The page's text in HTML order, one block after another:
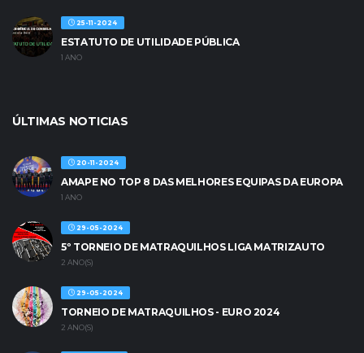
25-11-2024
ESTATUTO DE UTILIDADE PÚBLICA
1 ANO
ÚLTIMAS NOTICIAS
20-11-2024
AMAPE NO TOP 8 DAS MELHORES EQUIPAS DA EUROPA
1 ANO
29-05-2024
5º TORNEIO DE MATRAQUILHOS LIGA MATRIZAUTO
2 ANO(S)
29-05-2024
TORNEIO DE MATRAQUILHOS - EURO 2024
2 ANO(S)